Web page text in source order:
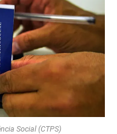
Social (CTPS)